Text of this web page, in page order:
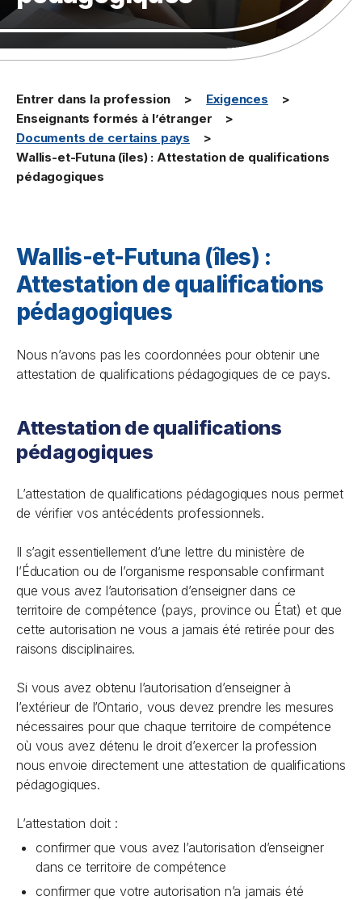
Entrer dans la profession
Exigences
Enseignants formés à l’étranger
Documents de certains pays
Wallis-et-Futuna (îles) : Attestation de qualifications
pédagogiques
Wallis-et-Futuna (îles) :
Attestation de qualifications
pédagogiques
Nous n’avons pas les coordonnées pour obtenir une
attestation de qualifications pédagogiques de ce pays.
Attestation de qualifications
pédagogiques
L’attestation de qualifications pédagogiques nous permet
de vérifier vos antécédents professionnels.
Il s’agit essentiellement d’une lettre du ministère de
l’Éducation ou de l’organisme responsable confirmant
que vous avez l’autorisation d’enseigner dans ce
territoire de compétence (pays, province ou État) et que
cette autorisation ne vous a jamais été retirée pour des
raisons disciplinaires.
Si vous avez obtenu l’autorisation d’enseigner à
l’extérieur de l’Ontario, vous devez prendre les mesures
nécessaires pour que chaque territoire de compétence
où vous avez détenu le droit d’exercer la profession
nous envoie directement une attestation de qualifications
pédagogiques.
L’attestation doit :
confirmer que vous avez l’autorisation d’enseigner
dans ce territoire de compétence
confirmer que votre autorisation n’a jamais été